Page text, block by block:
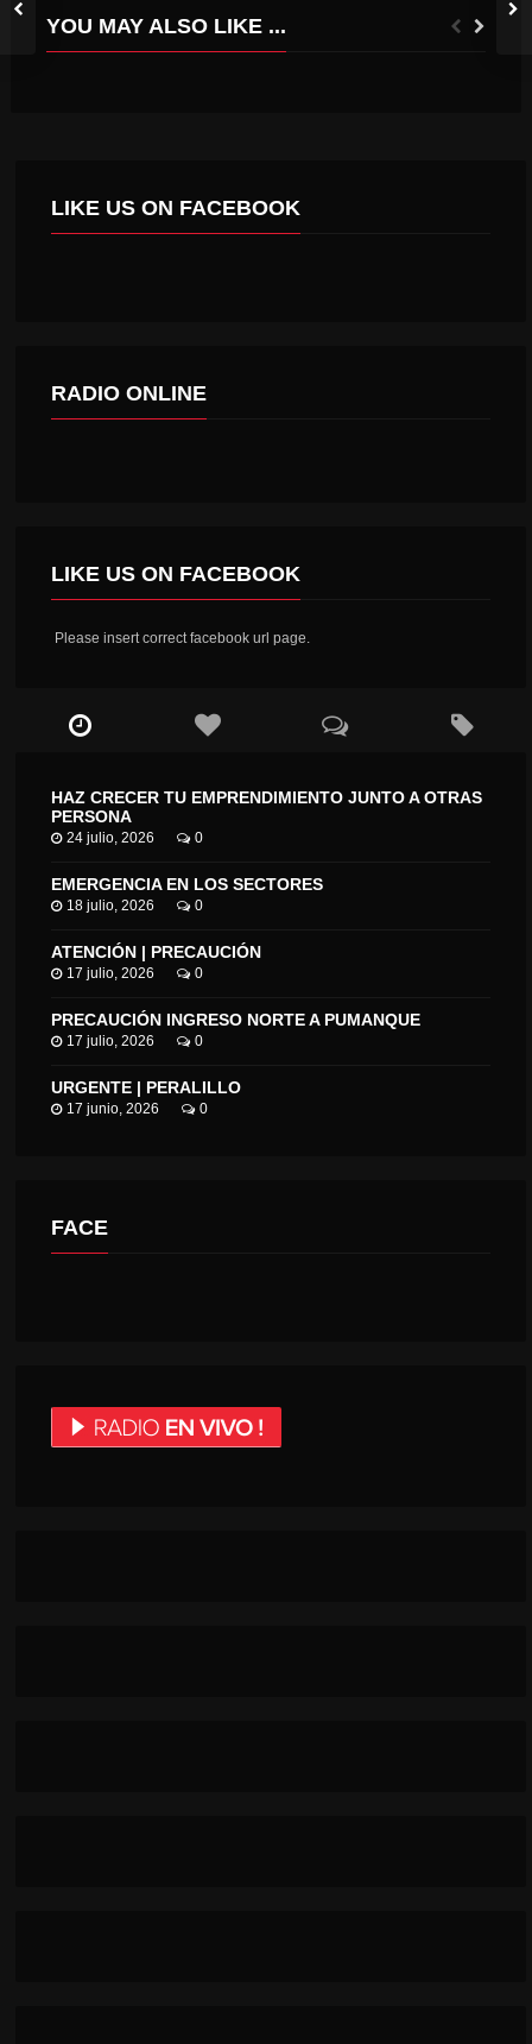
YOU MAY ALSO LIKE ...
LIKE US ON FACEBOOK
RADIO ONLINE
LIKE US ON FACEBOOK
Please insert correct facebook url page.
HAZ CRECER TU EMPRENDIMIENTO JUNTO A OTRAS
PERSONA
24 julio, 2026 0
EMERGENCIA EN LOS SECTORES
18 julio, 2026 0
ATENCIÓN | PRECAUCIÓN
17 julio, 2026 0
PRECAUCIÓN INGRESO NORTE A PUMANQUE
17 julio, 2026 0
URGENTE | PERALILLO
17 junio, 2026 0
FACE